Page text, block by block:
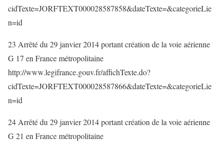
cidTexte=JORFTEXT000028587858&dateTexte=&categorieLie
n=id
23 Arrêté du 29 janvier 2014 portant création de la voie aérienne
G 17 en France métropolitaine
http://www.legifrance.gouv.fr/affichTexte.do?
cidTexte=JORFTEXT000028587866&dateTexte=&categorieLie
n=id
24 Arrêté du 29 janvier 2014 portant création de la voie aérienne
G 21 en France métropolitaine